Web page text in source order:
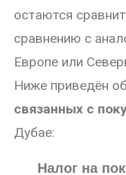
остаются
сравнению с
Европе или
Ниже приведён
связанных с
Дубае:
Налог на